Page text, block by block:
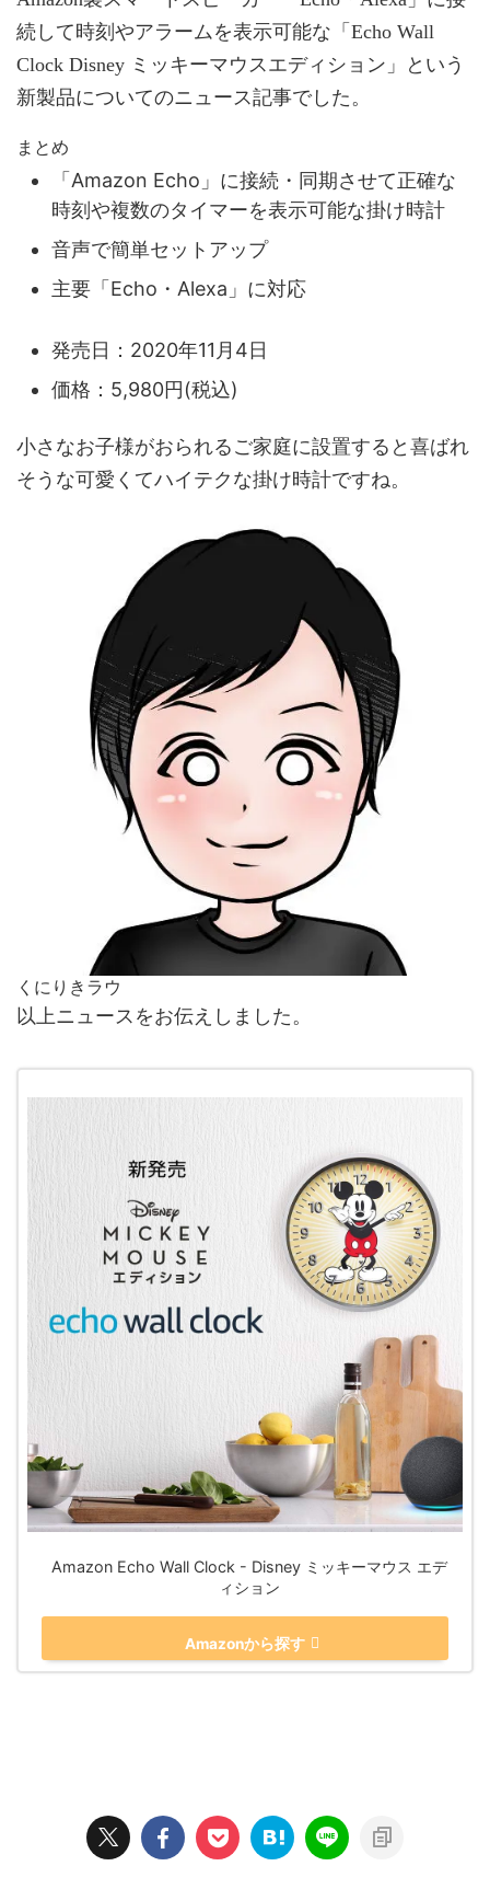
続して時刻やアラームを表示可能な「Echo Wall
Clock Disney ミッキーマウスエディション」という
新製品についてのニュース記事でした。
まとめ
「Amazon Echo」に接続・同期させて正確な
時刻や複数のタイマーを表示可能な掛け時計
音声で簡単セットアップ
主要「Echo・Alexa」に対応
発売日：2020年11月4日
価格：5,980円(税込)
小さなお子様がおられるご家庭に設置すると喜ばれ
そうな可愛くてハイテクな掛け時計ですね。
くにりきラウ
以上ニュースをお伝えしました。
Amazon Echo Wall Clock - Disney ミッキーマウス エデ
ィション
Amazonから探す